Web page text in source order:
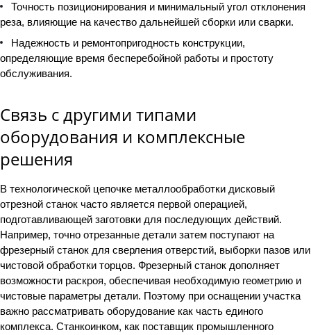
Точность позиционирования и минимальный угол отклонения
реза, влияющие на качество дальнейшей сборки или сварки.
Надежность и ремонтопригодность конструкции,
определяющие время бесперебойной работы и простоту
обслуживания.
Связь с другими типами
оборудования и комплексные
решения
В технологической цепочке металлообработки дисковый
отрезной станок часто является первой операцией,
подготавливающей заготовки для последующих действий.
Например, точно отрезанные детали затем поступают на
фрезерный станок для сверления отверстий, выборки пазов или
чистовой обработки торцов. Фрезерный станок дополняет
возможности раскроя, обеспечивая необходимую геометрию и
чистовые параметры детали. Поэтому при оснащении участка
важно рассматривать оборудование как часть единого
комплекса. Станкоинком, как поставщик промышленного